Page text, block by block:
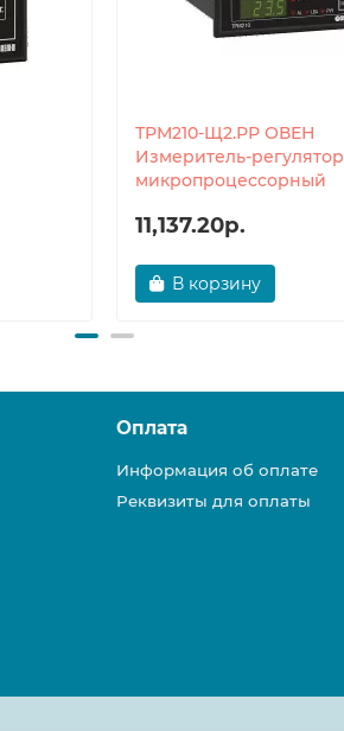
ТРМ210-Щ2.РР ОВЕН
Измеритель-регулятор
микропроцессорный
11,137.20р.
В корзину
Оплата
Информация об оплате
Реквизиты для оплаты